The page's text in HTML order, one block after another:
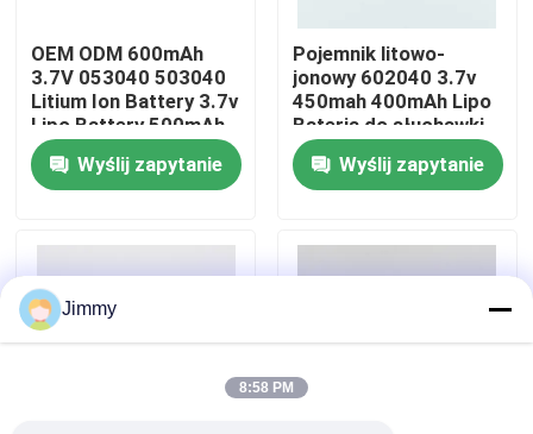
Wycieczka po fabryce
Kontrola jakości
Poproś o wycenę
Bateria litowo-polimerowa
Niestandardowa bateria LiPo
OEM ODM 600mAh
3.7V 053040 503040
Litium Ion Battery 3.7v
Lipo Battery 500mAh
Wyślij zapytanie
Pojemnik litowo-
jonowy 602040 3.7v
450mah 400mAh Lipo
Bateria do słuchawki
bezprzewodowej
Wyślij zapytanie
Jimmy
8:58 PM